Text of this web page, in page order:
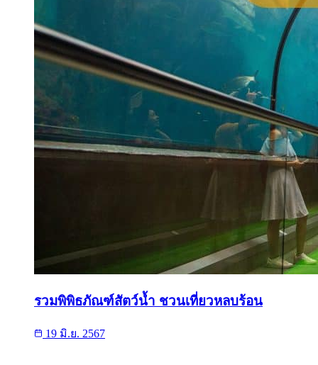
รวมพิพิธภัณฑ์สัตว์น้ำ ชวนเที่ยวหลบร้อน
19 มิ.ย. 2567